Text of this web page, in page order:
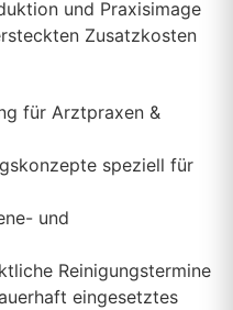
und Praxisimage
Zusatzkosten
für Arztpraxen &
speziell für
und
Reinigungstermine
eingesetztes